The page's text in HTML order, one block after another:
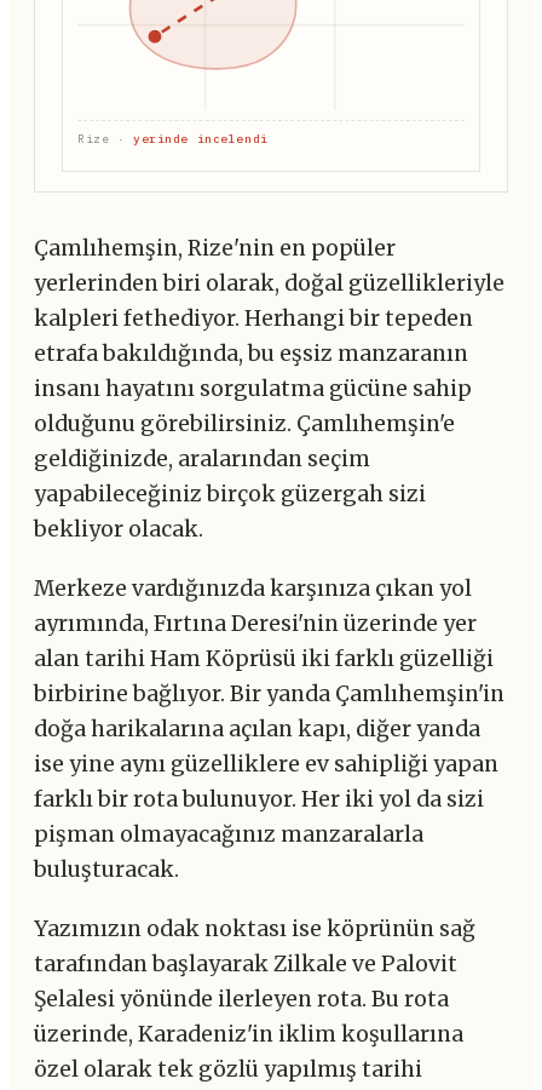
Rize · yerinde incelendi
Çamlıhemşin, Rize'nin en popüler
yerlerinden biri olarak, doğal güzellikleriyle
kalpleri fethediyor. Herhangi bir tepeden
etrafa bakıldığında, bu eşsiz manzaranın
insanı hayatını sorgulatma gücüne sahip
olduğunu görebilirsiniz. Çamlıhemşin'e
geldiğinizde, aralarından seçim
yapabileceğiniz birçok güzergah sizi
bekliyor olacak.
Merkeze vardığınızda karşınıza çıkan yol
ayrımında, Fırtına Deresi'nin üzerinde yer
alan tarihi Ham Köprüsü iki farklı güzelliği
birbirine bağlıyor. Bir yanda Çamlıhemşin'in
doğa harikalarına açılan kapı, diğer yanda
ise yine aynı güzelliklere ev sahipliği yapan
farklı bir rota bulunuyor. Her iki yol da sizi
pişman olmayacağınız manzaralarla
buluşturacak.
Yazımızın odak noktası ise köprünün sağ
tarafından başlayarak Zilkale ve Palovit
Şelalesi yönünde ilerleyen rota. Bu rota
üzerinde, Karadeniz'in iklim koşullarına
özel olarak tek gözlü yapılmış tarihi